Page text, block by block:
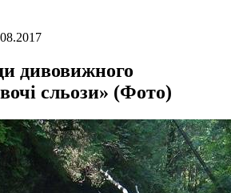
дивовижного
сльози» (Фото)